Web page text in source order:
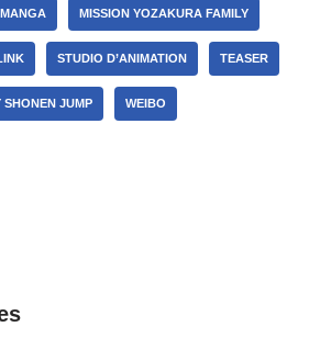
MANGA MISSION YOZAKURA FAMILY
STUDIO D’ANIMATION TEASER
SHONEN JUMP WEIBO